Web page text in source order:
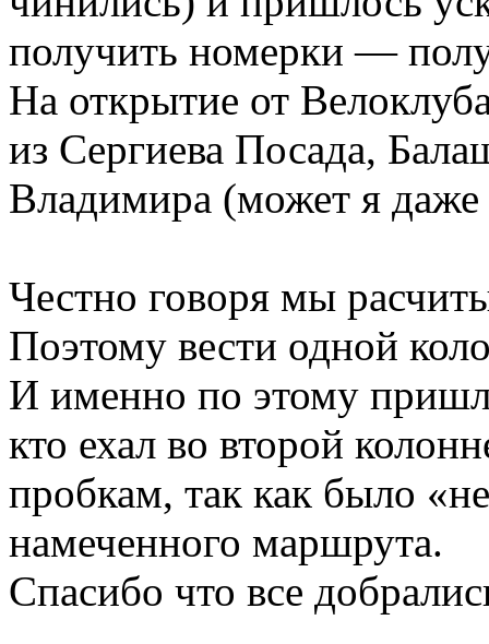
получить номерки —
На открытие от
из Сергиева Посада,
Владимира (может я
Честно говоря мы
Поэтому вести одной
И именно по этому
кто ехал во второй
пробкам, так как было
намеченного маршрута.
Спасибо что все